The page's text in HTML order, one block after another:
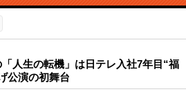
人生の転機」は日テレ入社7年目“福
公演の初舞台